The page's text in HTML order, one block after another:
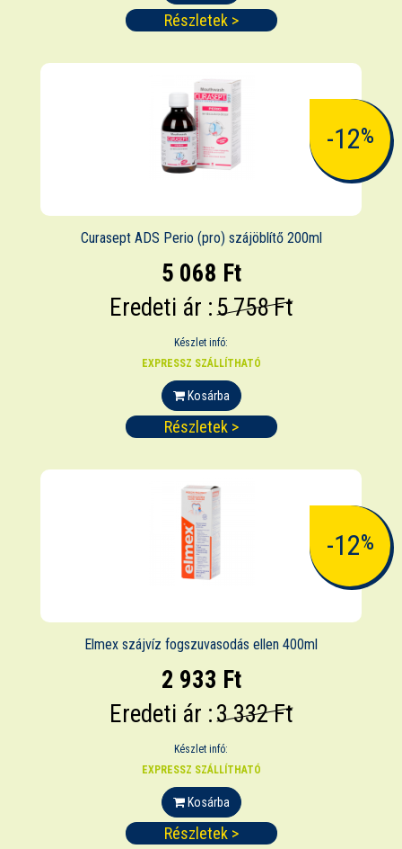
Részletek >
-12%
Curasept ADS Perio (pro) szájöblítő 200ml
5 068 Ft
Eredeti ár :5 758 Ft
Készlet infó:
EXPRESSZ SZÁLLÍTHATÓ
Kosárba
Részletek >
-12%
Elmex szájvíz fogszuvasodás ellen 400ml
2 933 Ft
Eredeti ár :3 332 Ft
Készlet infó:
EXPRESSZ SZÁLLÍTHATÓ
Kosárba
Részletek >